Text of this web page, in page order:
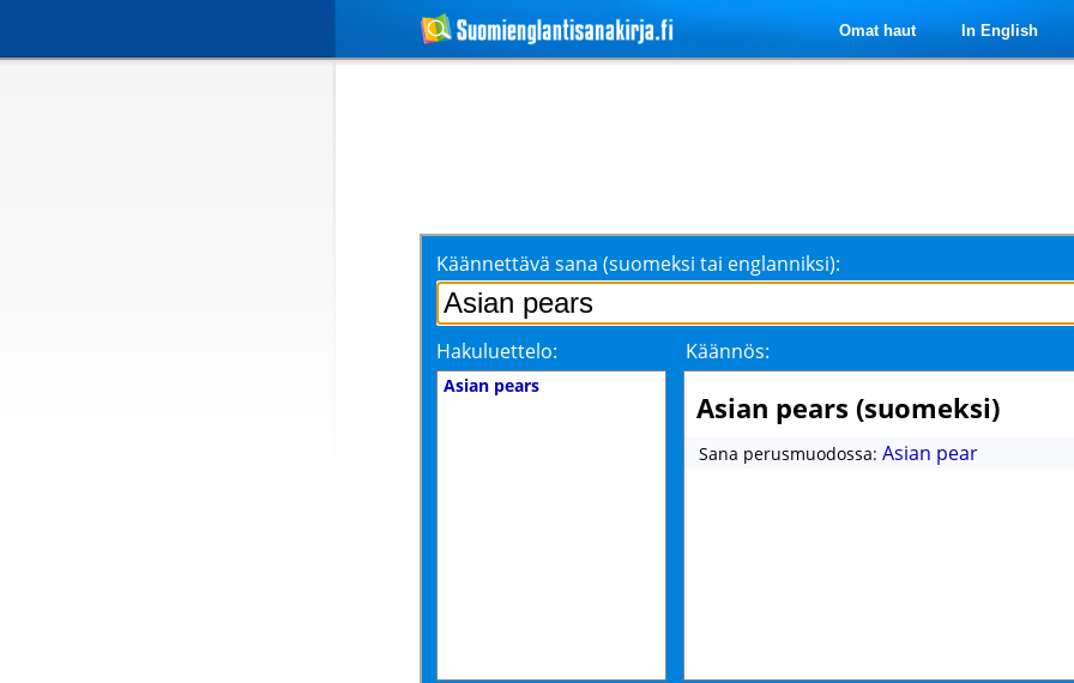
Omat haut In English
Käännettävä sana (suomeksi tai englanniksi):
Hakuluettelo: Käännös:
Asian pears
Asian pears (suomeksi)
Sana perusmuodossa: Asian pear